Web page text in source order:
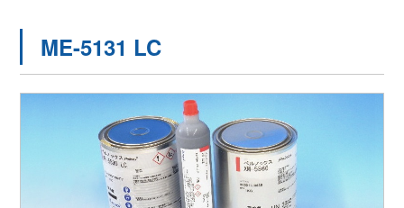
ME-5131 LC